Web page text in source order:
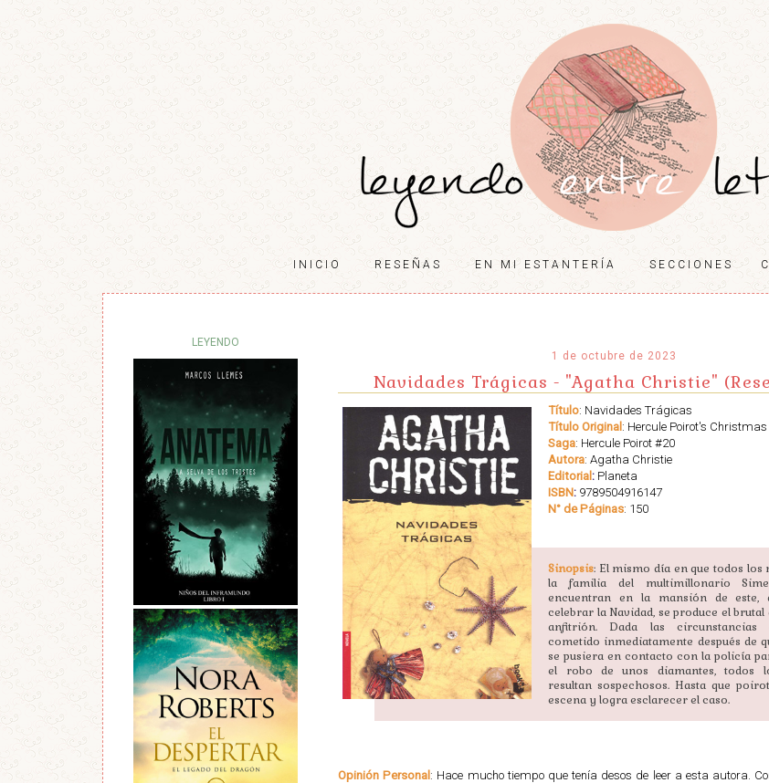
INICIO RESEÑAS EN MI ESTANTERÍA SECCIONES
1 de octubre de 2023
Navidades Trágicas - "Agatha Christie"
Título: Navidades Trágicas
Título Original: Hercule Poirot's Christmas
Saga: Hercule Poirot #20
Autora: Agatha Christie
Editorial: Planeta
ISBN: 9789504916147
N° de Páginas: 150
Sinopsis: El mismo día en que todos los
la familia del multimillonario
encuentran en la mansión de este,
celebrar la Navidad, se produce el brutal
anfitrión. Dada las circunstancias
cometido inmediatamente después de
se pusiera en contacto con la policía
el robo de unos diamantes, todos
resultan sospechosos. Hasta que
escena y logra esclarecer el caso.
Opinión Personal: Hace mucho tiempo que tenía desos de leer a esta autora.
LEYENDO